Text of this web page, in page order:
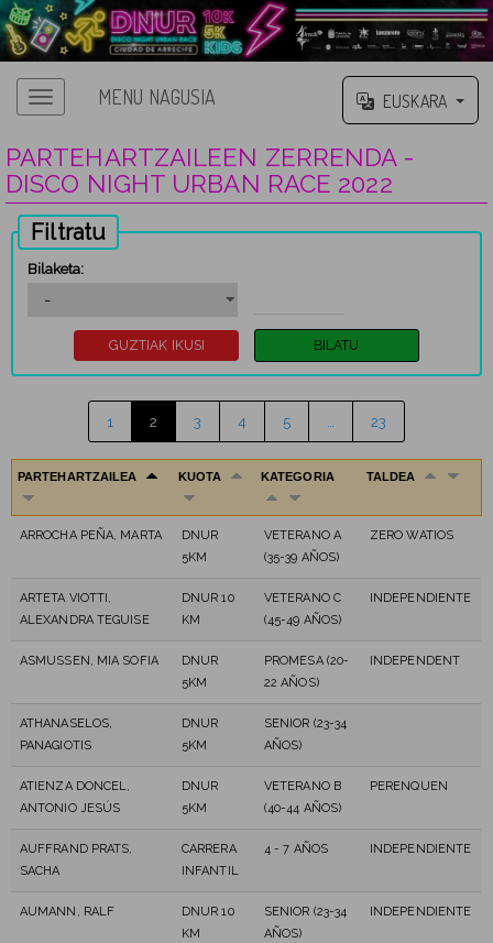
MENU NAGUSIA EUSKARA
PARTEHARTZAILEEN ZERRENDA -
DISCO NIGHT URBAN RACE 2022
Filtratu
Bilaketa:
1 2 3 4 5 23
PARTEHARTZAILEA KUOTA KATEGORIA TALDEA
ARROCHA PEÑA, MARTA
DNUR
5KM
VETERANO A
(35-39 AÑOS)
ZERO WATIOS
ARTETA VIOTTI,
ALEXANDRA TEGUISE
DNUR 10
KM
VETERANO C
(45-49 AÑOS)
INDEPENDIENTE
ASMUSSEN, MIA SOFIA
DNUR
5KM
PROMESA (20-
22 AÑOS)
INDEPENDENT
ATHANASELOS,
PANAGIOTIS
DNUR
5KM
SENIOR (23-34
AÑOS)
ATIENZA DONCEL,
ANTONIO JESÚS
DNUR
5KM
VETERANO B
(40-44 AÑOS)
PERENQUEN
AUFFRAND PRATS,
SACHA
CARRERA
INFANTIL
4 - 7 AÑOS INDEPENDIENTE
AUMANN, RALF
DNUR 10
KM
SENIOR (23-34
AÑOS)
INDEPENDIENTE